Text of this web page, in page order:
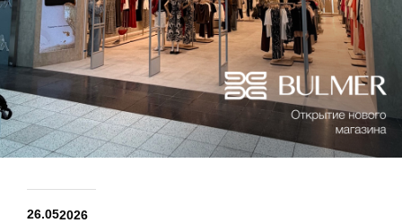
26.052026